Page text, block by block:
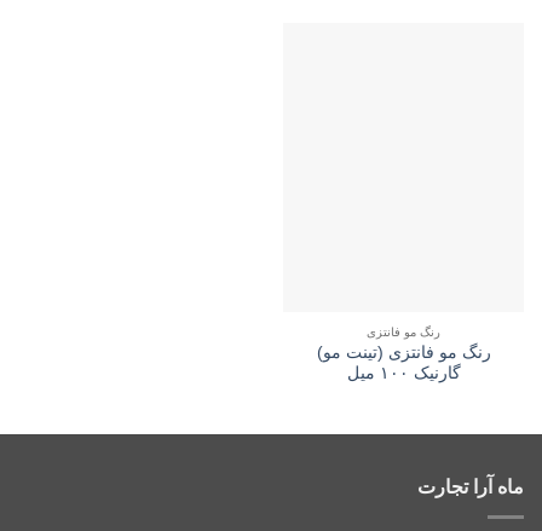
رنگ مو فانتزی
رنگ مو فانتزی (تینت مو)
گارنیک ۱۰۰ میل
ماه آرا تجارت